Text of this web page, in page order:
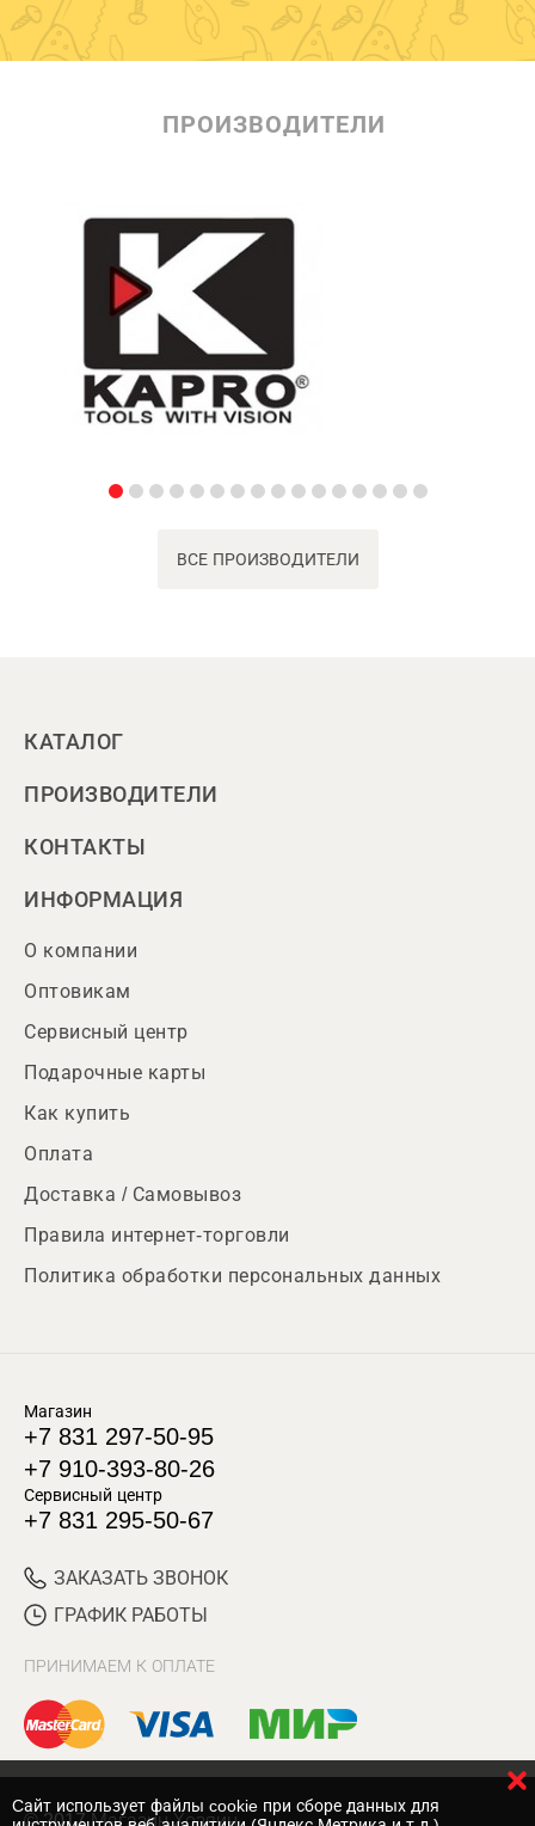
ПРОИЗВОДИТЕЛИ
ВСЕ ПРОИЗВОДИТЕЛИ
КАТАЛОГ
ПРОИЗВОДИТЕЛИ
КОНТАКТЫ
ИНФОРМАЦИЯ
О компании
Оптовикам
Сервисный центр
Подарочные карты
Как купить
Оплата
Доставка / Самовывоз
Правила интернет-торговли
Политика обработки персональных данных
Магазин
+7 831 297-50-95
+7 910-393-80-26
Сервисный центр
+7 831 295-50-67
ЗАКАЗАТЬ ЗВОНОК
ГРАФИК РАБОТЫ
ПРИНИМАЕМ К ОПЛАТЕ
© 2017 Магазин Хозяин
Cайт использует файлы cookie при сборе данных для